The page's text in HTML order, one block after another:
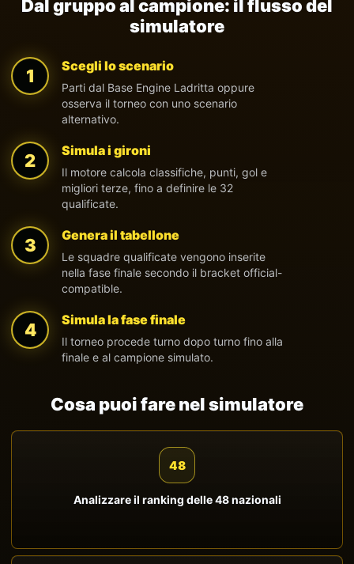
Dal gruppo al campione: il flusso del
simulatore
1 Scegli lo scenario
Parti dal Base Engine Ladritta oppure
osserva il torneo con uno scenario
alternativo.
2 Simula i gironi
Il motore calcola classifiche, punti, gol e
migliori terze, fino a definire le 32
qualificate.
3 Genera il tabellone
Le squadre qualificate vengono inserite
nella fase finale secondo il bracket official-
compatible.
4 Simula la fase finale
Il torneo procede turno dopo turno fino alla
finale e al campione simulato.
Cosa puoi fare nel simulatore
48
Analizzare il ranking delle 48 nazionali